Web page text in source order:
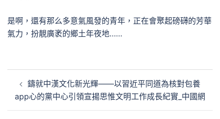
是啊，還有那么多意氣風發的青年，正在會聚起磅礴的芳華
氣力，扮靚廣袤的鄉土年夜地……
導
鑄就中漢文化新光輝——以習近平同道為核對包養
app心的黨中心引領宣揚思惟文明工作成長紀實_中國網